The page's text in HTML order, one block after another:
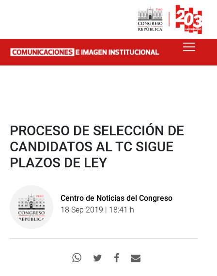
PROCESO DE SELECCIÓN DE
CANDIDATOS AL TC SIGUE
PLAZOS DE LEY
Centro de Noticias del Congreso
18 Sep 2019 | 18:41 h